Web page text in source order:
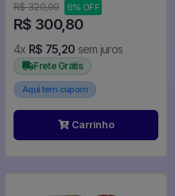
R$ 320,00 6% OFF
R$ 300,80
4x R$ 75,20 sem juros
Frete Grátis
Aqui tem cupom
Carrinho